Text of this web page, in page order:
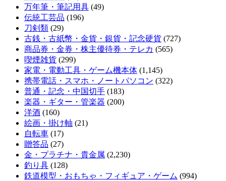
万年筆・筆記用具 (49)
伝統工芸品 (196)
刀剣類 (29)
古銭・古紙幣・金貨・銀貨・記念硬貨 (727)
商品券・金券・株主優待券・テレカ (565)
喫煙雑貨 (299)
家電・電動工具・ゲーム機本体 (1,145)
携帯電話・スマホ・ノートパソコン (322)
普通・記念・中国切手 (183)
楽器・ギター・管楽器 (200)
洋酒 (160)
絵画・掛け軸 (21)
自転車 (17)
贈答品 (27)
金・プラチナ・貴金属 (2,230)
釣り具 (128)
鉄道模型・おもちゃ・フィギュア・ゲーム (994)